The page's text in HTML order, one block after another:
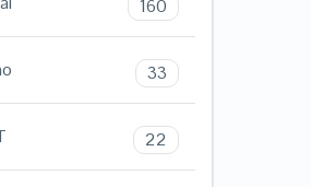
160
33
22